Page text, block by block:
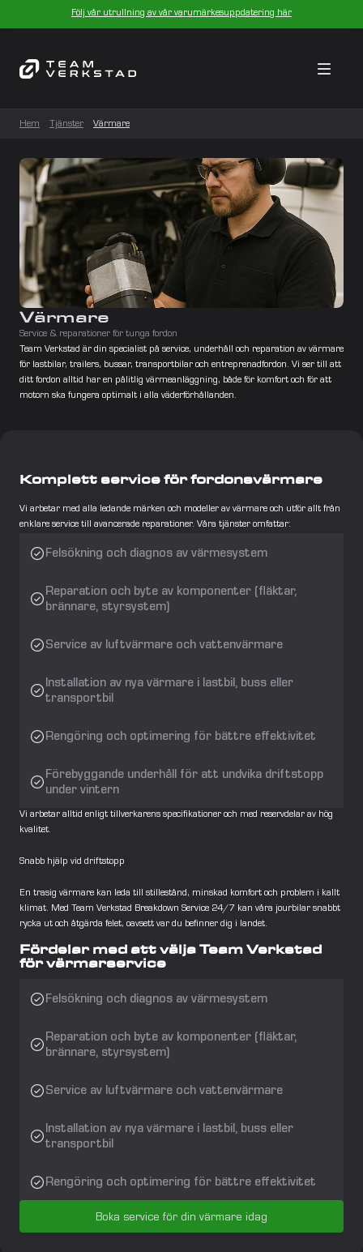
Följ vår utrullning av vår varumärkesuppdatering här
Hem Tjänster Värmare
Värmare
Service & reparationer för tunga fordon
Team Verkstad är din specialist på service, underhåll och reparation av värmare
för lastbilar, trailers, bussar, transportbilar och entreprenadfordon. Vi ser till att
ditt fordon alltid har en pålitlig värmeanläggning, både för komfort och för att
motorn ska fungera optimalt i alla väderförhållanden.
Komplett service för fordonsvärmare
Vi arbetar med alla ledande märken och modeller av värmare och utför allt från
enklare service till avancerade reparationer. Våra tjänster omfattar:
Felsökning och diagnos av värmesystem
Reparation och byte av komponenter (fläktar,
brännare, styrsystem)
Service av luftvärmare och vattenvärmare
Installation av nya värmare i lastbil, buss eller
transportbil
Rengöring och optimering för bättre effektivitet
Förebyggande underhåll för att undvika driftstopp
under vintern
Vi arbetar alltid enligt tillverkarens specifikationer och med reservdelar av hög
kvalitet.
Snabb hjälp vid driftstopp
En trasig värmare kan leda till stillestånd, minskad komfort och problem i kallt
klimat. Med Team Verkstad Breakdown Service 24/7 kan våra jourbilar snabbt
rycka ut och åtgärda felet, oavsett var du befinner dig i landet.
Fördelar med att välja Team Verkstad
för värmarservice
Felsökning och diagnos av värmesystem
Reparation och byte av komponenter (fläktar,
brännare, styrsystem)
Service av luftvärmare och vattenvärmare
Installation av nya värmare i lastbil, buss eller
transportbil
Rengöring och optimering för bättre effektivitet
Boka service för din värmare idag